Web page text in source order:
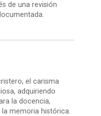
de una revisión
el carisma
adquiriendo
la docencia,
memoria histórica.